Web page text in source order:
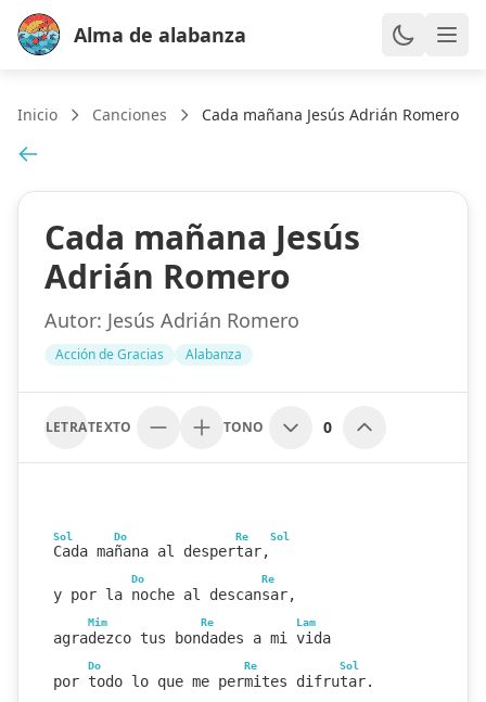
Alma de alabanza
Inicio Canciones Cada mañana Jesús Adrián Romero
Cada mañana Jesús
Adrián Romero
Autor: Jesús Adrián Romero
Acción de Gracias Alabanza
LETRATEXTO TONO 0
Sol Do Re Sol
Cada mañana al despertar,
Do Re
y por la noche al descansar,
Mim Re Lam
agradezco tus bondades a mi vida
Do Re Sol
por todo lo que me permites difrutar.